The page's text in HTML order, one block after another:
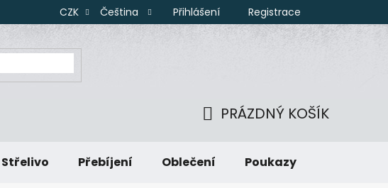
CZK Čeština Přihlášení Registrace
KOŠÍK
PRÁZDNÝ KOŠÍK
Střelivo Přebíjení Oblečení Poukazy